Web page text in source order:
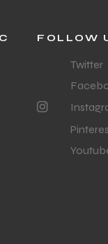
FOLLOW
Twitter